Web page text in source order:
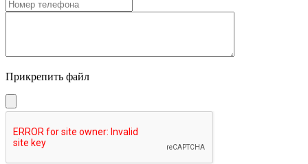
Прикрепить файл